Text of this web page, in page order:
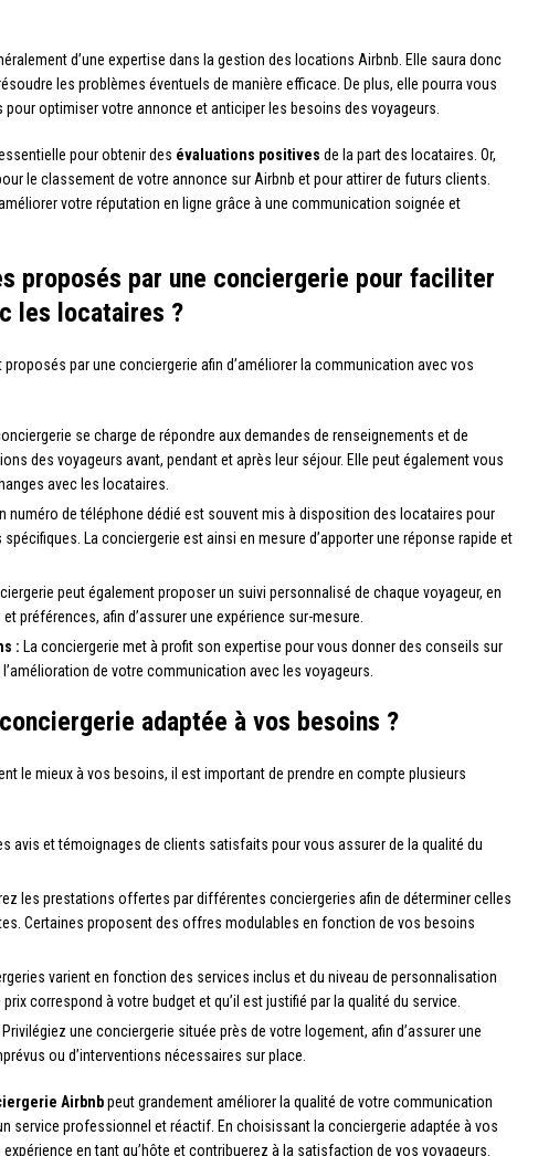
d’une expertise dans la gestion des locations Airbnb. Elle saura donc
les problèmes éventuels de manière efficace. De plus, elle pourra vous
optimiser votre annonce et anticiper les besoins des voyageurs.
pour obtenir des évaluations positives de la part des locataires. Or,
le classement de votre annonce sur Airbnb et pour attirer de futurs clients.
votre réputation en ligne grâce à une communication soignée et
proposés par une conciergerie pour faciliter
les locataires ?
par une conciergerie afin d’améliorer la communication avec vos
se charge de répondre aux demandes de renseignements et de
des voyageurs avant, pendant et après leur séjour. Elle peut également vous
avec les locataires.
numéro de téléphone dédié est souvent mis à disposition des locataires pour
La conciergerie est ainsi en mesure d’apporter une réponse rapide et
peut également proposer un suivi personnalisé de chaque voyageur, en
préférences, afin d’assurer une expérience sur-mesure.
: La conciergerie met à profit son expertise pour vous donner des conseils sur
de votre communication avec les voyageurs.
adaptée à vos besoins ?
le mieux à vos besoins, il est important de prendre en compte plusieurs
avis et témoignages de clients satisfaits pour vous assurer de la qualité du
les prestations offertes par différentes conciergeries afin de déterminer celles
Certaines proposent des offres modulables en fonction de vos besoins
varient en fonction des services inclus et du niveau de personnalisation
correspond à votre budget et qu’il est justifié par la qualité du service.
Privilégiez une conciergerie située près de votre logement, afin d’assurer une
ou d’interventions nécessaires sur place.
Airbnbpeut grandement améliorer la qualité de votre communication
service professionnel et réactif. En choisissant la conciergerie adaptée à vos
en tant qu’hôte et contribuerez à la satisfaction de vos voyageurs.